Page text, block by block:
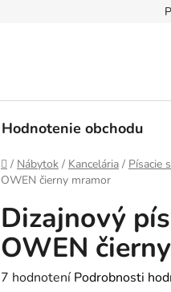
Ochrana
Hodnotenie obchodu
Domov
/ Nábytok / Kancelária / Písacie
OWEN čierny mramor
Dizajnový
OWEN
Priemerné
7 hodnotení Podrobnosti